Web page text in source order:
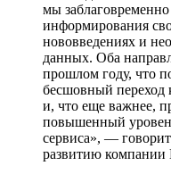
мы
информирования
нововведениях и
данных. Оба
прошлом году, что
бесшовный переход
и, что еще важнее,
повышенный
сервиса», —
развитию